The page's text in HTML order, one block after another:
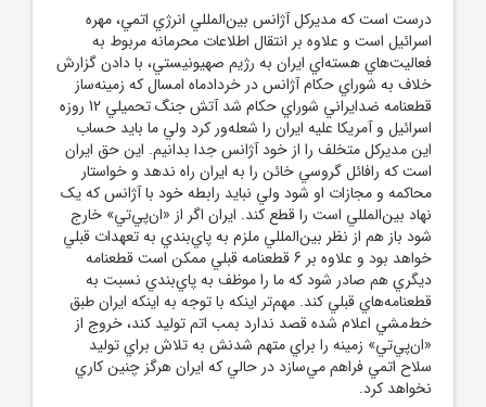
درست است که مديرکل آژانس بين‌المللي انرژي اتمي، مهره
اسرائيل است و علاوه بر انتقال اطلاعات محرمانه مربوط به
فعاليت‌هاي هسته‌اي ايران به رژيم صهيونيستي، با دادن گزارش
خلاف به شوراي حکام آژانس در خردادماه امسال که زمينه‌ساز
قطعنامه ضدايراني شوراي حکام شد آتش جنگ تحميلي 12 روزه
اسرائيل و آمريکا عليه ايران را شعله‌ور کرد ولي ما بايد حساب
اين مديرکل متخلف را از خود آژانس جدا بدانيم. اين حق ايران
است که رافائل گروسي خائن را به ايران راه ندهد و خواستار
محاکمه و مجازات او شود ولي نبايد رابطه خود با آژانس که يک
نهاد بين‌المللي است را قطع کند. ايران اگر از «ان‌پي‌تي» خارج
شود باز هم از نظر بين‌المللي ملزم به پاي‌بندي به تعهدات قبلي
خواهد بود و علاوه بر 6 قطعنامه قبلي ممکن است قطعنامه
ديگري هم صادر شود که ما را موظف به پاي‌بندي نسبت به
قطعنامه‌هاي قبلي کند. مهم‌تر اينکه با توجه به اينکه ايران طبق
خط‌مشي اعلام شده قصد ندارد بمب اتم توليد کند، خروج از
«ان‌پي‌تي» زمينه را براي متهم شدنش به تلاش براي توليد
سلاح اتمي فراهم مي‌سازد در حالي که ايران هرگز چنين کاري
نخواهد کرد.